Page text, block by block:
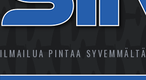
ILMAILUA PINTAA